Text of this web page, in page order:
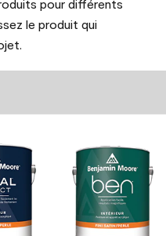
pour différents
le produit qui